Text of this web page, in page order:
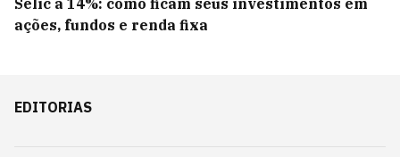
Selic a 14%: como ficam seus investimentos em
ações, fundos e renda fixa
EDITORIAS